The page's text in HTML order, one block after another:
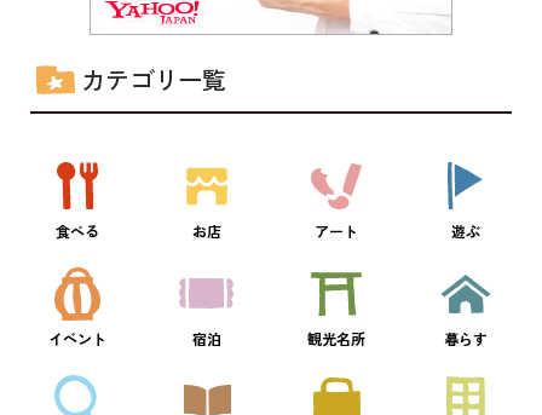
カテゴリ一覧
食べる お店 アート 遊ぶ
イベント 宿泊 観光名所 暮らす